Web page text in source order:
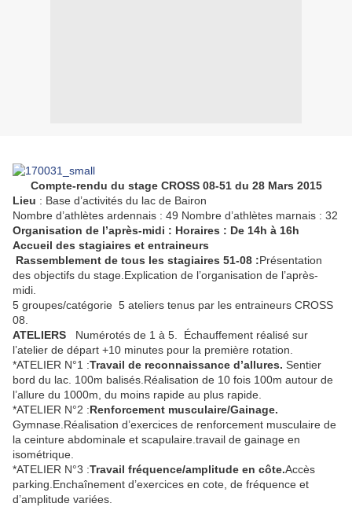
Compte-rendu du stage CROSS 08-51 du 28 Mars 2015
Lieu : Base d’activités du lac de Bairon
Nombre d’athlètes ardennais : 49 Nombre d’athlètes marnais : 32
Organisation de l’après-midi : Horaires : De 14h à 16h
Accueil des stagiaires et entraineurs
Rassemblement de tous les stagiaires 51-08 :Présentation
des objectifs du stage.Explication de l’organisation de l’après-
midi.
5 groupes/catégorie 5 ateliers tenus par les entraineurs CROSS
08.
ATELIERS Numérotés de 1 à 5. Échauffement réalisé sur
l’atelier de départ +10 minutes pour la première rotation.
*ATELIER N°1 :Travail de reconnaissance d’allures. Sentier
bord du lac. 100m balisés.Réalisation de 10 fois 100m autour de
l’allure du 1000m, du moins rapide au plus rapide.
*ATELIER N°2 :Renforcement musculaire/Gainage.
Gymnase.Réalisation d’exercices de renforcement musculaire de
la ceinture abdominale et scapulaire.travail de gainage en
isométrique.
*ATELIER N°3 :Travail fréquence/amplitude en côte.Accès
parking.Enchaînement d’exercices en cote, de fréquence et
d’amplitude variées.